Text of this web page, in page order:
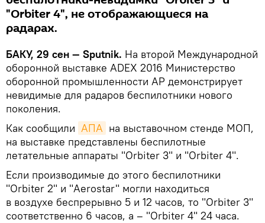
"Orbiter 4", не отображающиеся на
радарах.
БАКУ, 29 сен — Sputnik. На второй Международной
оборонной выставке ADEX 2016 Министерство
оборонной промышленности АР демонстрирует
невидимые для радаров беспилотники нового
поколения.
Как сообщили АПА на выставочном стенде МОП,
на выставке представлены беспилотные
летательные аппараты "Orbiter 3" и "Orbiter 4".
Если производимые до этого беспилотники
"Orbiter 2" и "Aerostar" могли находиться
в воздухе беспрерывно 5 и 12 часов, то "Orbiter 3"
соответственно 6 часов, а – "Orbiter 4" 24 часа.